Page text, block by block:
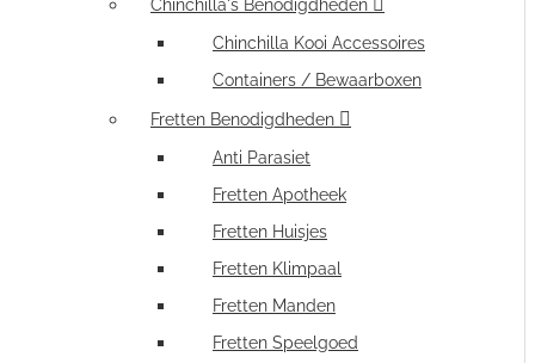
Chinchilla's Benodigdheden
Chinchilla Kooi Accessoires
Containers / Bewaarboxen
Fretten Benodigdheden
Anti Parasiet
Fretten Apotheek
Fretten Huisjes
Fretten Klimpaal
Fretten Manden
Fretten Speelgoed